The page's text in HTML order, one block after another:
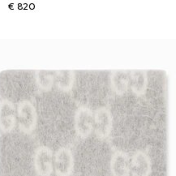
€ 820